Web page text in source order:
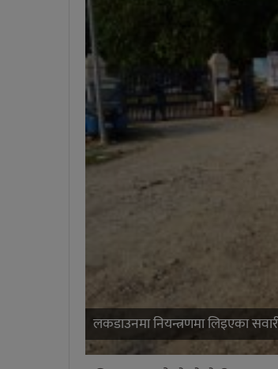
लकडाउनमा नियन्त्रणमा लिइएका